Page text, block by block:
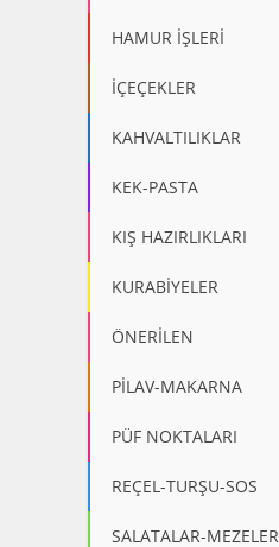
HAMUR İŞLERİ
İÇEÇEKLER
KAHVALTILIKLAR
KEK-PASTA
KIŞ HAZIRLIKLARI
KURABİYELER
ÖNERİLEN
PİLAV-MAKARNA
PÜF NOKTALARI
REÇEL-TURŞU-SOS
SALATALAR-MEZELER